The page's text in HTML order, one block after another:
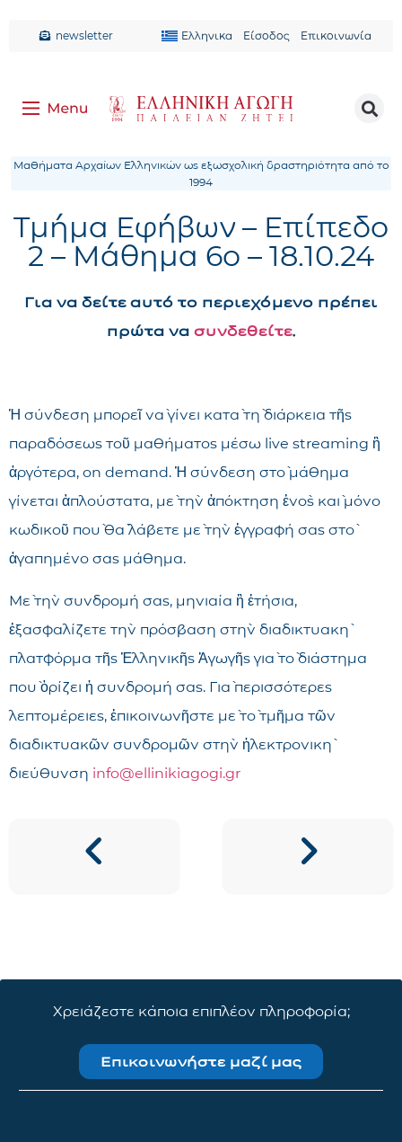
newsletter Ελληνικα Είσοδος Επικοινωνία
Μαθήματα Αρχαίων Ελληνικών ως εξωσχολική δραστηριότητα από το
1994
Τμήμα Εφήβων – Επίπεδο
2 – Μάθημα 6ο – 18.10.24
Για να δείτε αυτό το περιεχόμενο πρέπει
πρώτα να συνδεθείτε.
Ἡ σύνδεση μπορεῖ νὰ γίνει κατὰ τὴ διάρκεια τῆς
παραδόσεως τοῦ μαθήματος μέσω live streaming ἢ
ἀργότερα, on demand. Ἡ σύνδεση στὸ μάθημα
γίνεται ἁπλούστατα, μὲ τὴν ἀπόκτηση ἑνὸς καὶ μόνο
κωδικοῦ ποὺ θὰ λάβετε μὲ τὴν ἐγγραφή σας στὸ
ἀγαπημένο σας μάθημα.
Μὲ τὴν συνδρομή σας, μηνιαία ἢ ἐτήσια,
ἐξασφαλίζετε τὴν πρόσβαση στὴν διαδικτυακὴ
πλατφόρμα τῆς Ἑλληνικῆς Ἀγωγῆς γιὰ τὸ διάστημα
ποὺ ὁρίζει ἡ συνδρομή σας. Γιὰ περισσότερες
λεπτομέρειες, ἐπικοινωνῆστε μὲ τὸ τμῆμα τῶν
διαδικτυακῶν συνδρομῶν στὴν ἠλεκτρονικὴ
διεύθυνση info@ellinikiagogi.gr
Χρειάζεστε κάποια επιπλέον πληροφορία;
Επικοινωνήστε μαζί μας